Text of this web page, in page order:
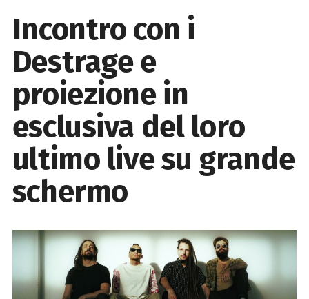
Incontro con i
Destrage e
proiezione in
esclusiva del loro
ultimo live su grande
schermo